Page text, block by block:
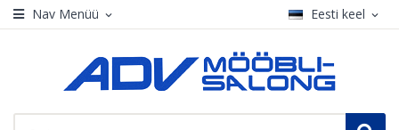
Nav Menüü expand_more Eesti keel expand_more